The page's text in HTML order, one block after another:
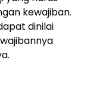
kewajiban.
dinilai